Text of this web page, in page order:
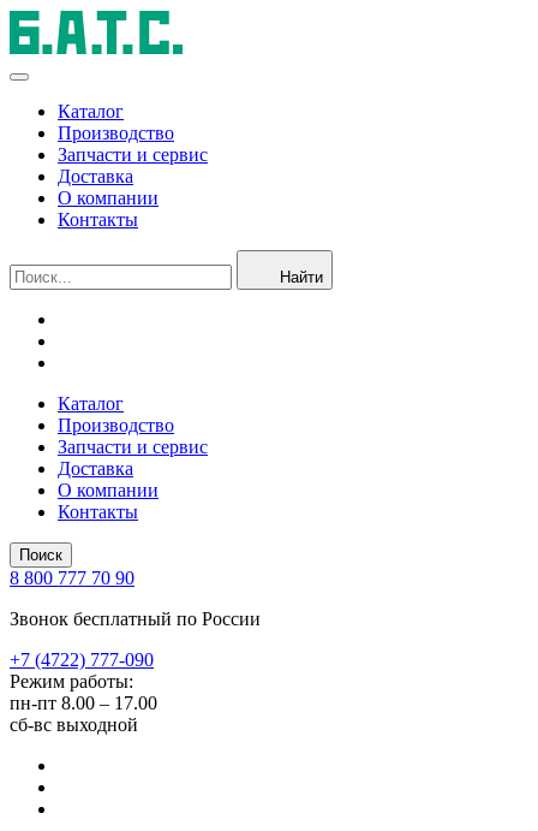
Каталог
Производство
Запчасти и сервис
Доставка
О компании
Контакты
Найти
Каталог
Производство
Запчасти и сервис
Доставка
О компании
Контакты
Поиск
8 800 777 70 90
Звонок бесплатный по России
+7 (4722) 777-090
Режим работы:
пн-пт 8.00 – 17.00
сб-вс выходной